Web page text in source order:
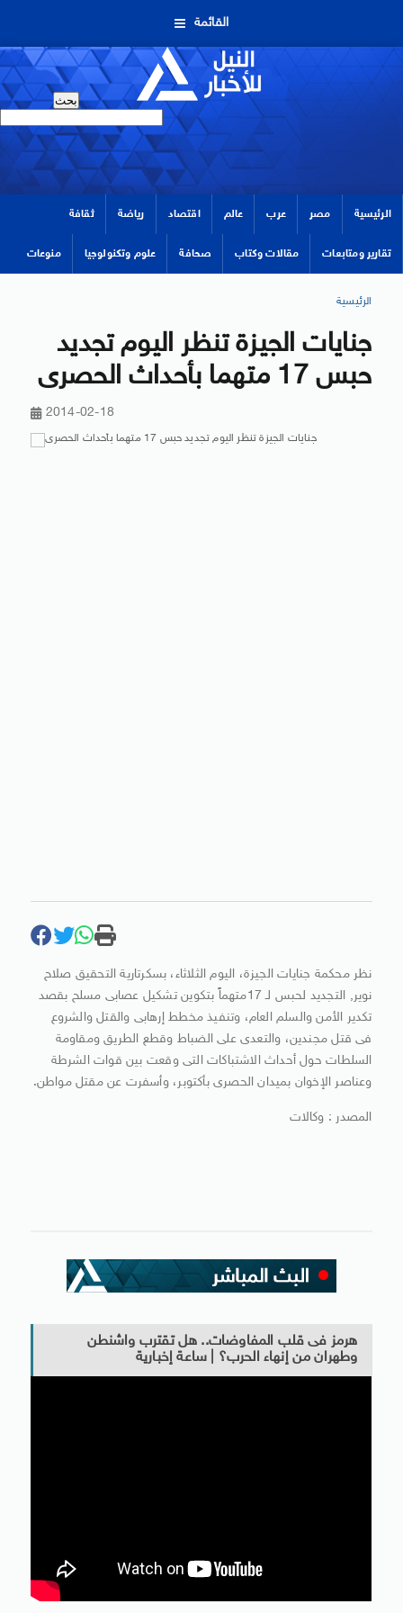
القائمة
الرئيسية مصر عرب عالم اقتصاد رياضة ثقافة
تقارير ومتابعات مقالات وكتاب صحافة علوم وتكنولوجيا منوعات
الرئيسية
جنايات الجيزة تنظر اليوم تجديد
حبس 17 متهما بأحداث الحصرى
2014-02-18
نظر محكمة جنايات الجيزة، اليوم الثلاثاء، بسكرتارية التحقيق صلاح
نوير, التجديد لحبس لـ 17متهماً بتكوين تشكيل عصابى مسلح بقصد
تكدير الأمن والسلم العام، وتنفيذ مخطط إرهابى والقتل والشروع
فى قتل مجندين، والتعدى على الضباط وقطع الطريق ومقاومة
السلطات حول أحداث الاشتباكات التى وقعت بين قوات الشرطة
وعناصر الإخوان بميدان الحصرى بأكتوبر، وأسفرت عن مقتل مواطن.
المصدر : وكالات
هرمز فى قلب المفاوضات.. هل تقترب واشنطن
وطهران من إنهاء الحرب؟ | ساعة إخبارية